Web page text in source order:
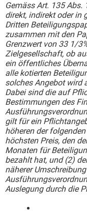
Gemäss Art. 135 Abs.
direkt, indirekt oder in
Dritten
zusammen mit den
Grenzwert von 33 1/
Zielgesellschaft, ob
ein öffentliches
alle kotierten
solches Angebot wird
Dabei sind die auf
Bestimmungen des
gilt für ein
höheren der
höchsten Preis, den
Monaten für
bezahlt hat, und (2)
näherer
Auslegung durch die